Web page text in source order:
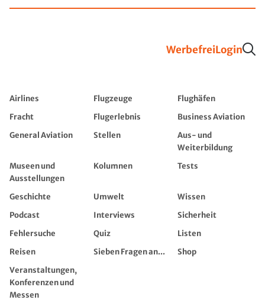
WerbefreiLogin
Airlines Flugzeuge
Flughäfen
Fracht
Flugerlebnis
Business Aviation
General Aviation
Stellen
Aus- und
Weiterbildung
Museen und
Ausstellungen
Kolumnen Tests
Geschichte Umwelt
Wissen
Podcast
Interviews
Sicherheit
Fehlersuche
Quiz
Listen
Reisen
Sieben Fragen an...
Shop
Veranstaltungen,
Konferenzen und
Messen